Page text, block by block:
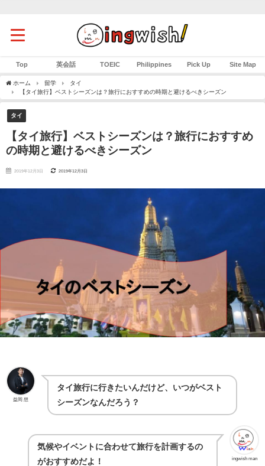
Top 英会話 TOEIC Philippines Pick Up Site Map
ホーム 留学
タイ
【タイ旅行】ベストシーズンは？旅行におすすめの時期と避けるべきシーズン
タイ
【タイ旅行】ベストシーズンは？旅行におすすめ
の時期と避けるべきシーズン
2019年12月3日 2019年12月3日
益岡 想
タイ旅行に行きたいんだけど、いつがベスト
シーズンなんだろう？
ingwish man
気候やイベントに合わせて旅行を計画するの
がおすすめだよ！